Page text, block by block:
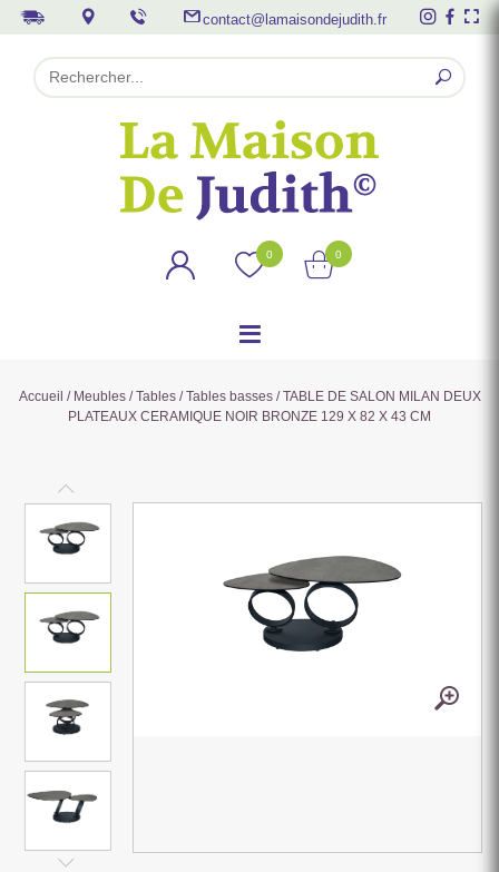
contact@lamaisondejudith.fr
0 0
Accueil / Meubles/Tables/Tables basses/ TABLE DE SALON MILAN DEUX
PLATEAUX CERAMIQUE NOIR BRONZE 129 X 82 X 43 CM